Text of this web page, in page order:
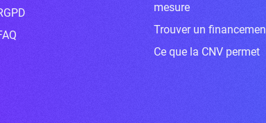
mesure
Trouver un
Ce que la CNV permet